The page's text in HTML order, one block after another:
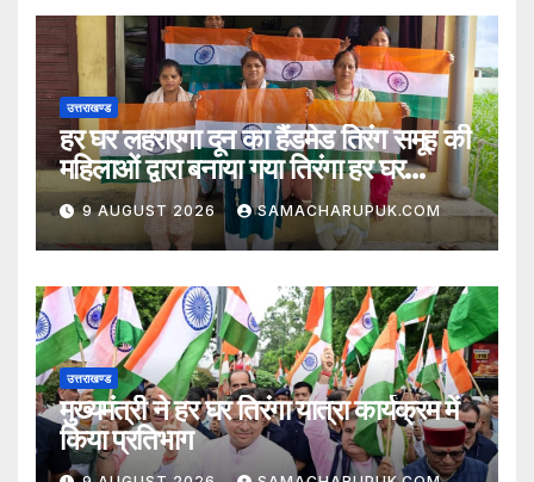
उत्तराखण्ड
हर घर लहराएगा दून का हैंडमेड तिरंग समूह की
महिलाओं द्वारा बनाया गया तिरंगा हर घर
लहराएगा
9 AUGUST 2026 SAMACHARUPUK.COM
उत्तराखण्ड
मुख्यमंत्री ने हर घर तिरंगा यात्रा कार्यक्रम में
किया प्रतिभाग